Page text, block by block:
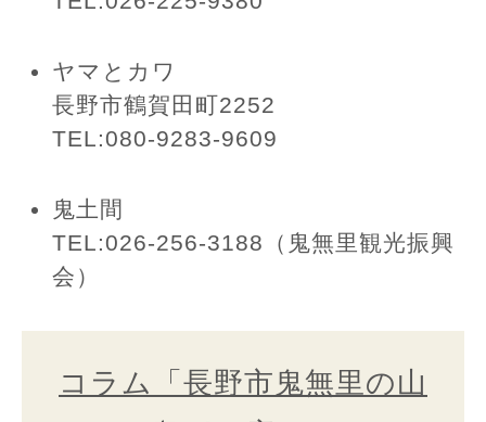
ヤマとカワ
長野市鶴賀田町2252
TEL:080-9283-9609
鬼土間
TEL:026-256-3188（鬼無里観光振興
会）
コラム「長野市鬼無里の山